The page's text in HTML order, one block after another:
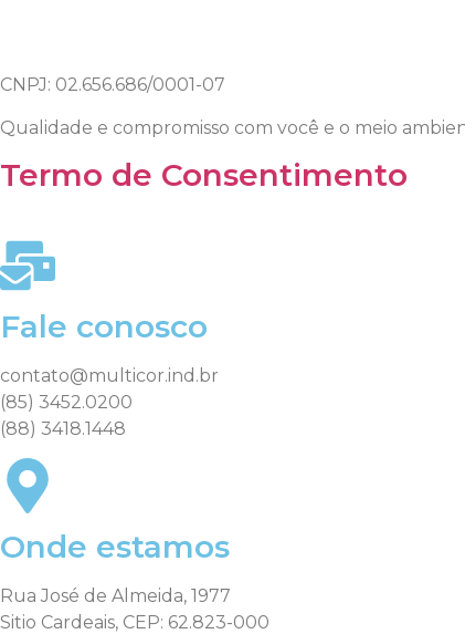
CNPJ: 02.656.686/0001-07
Qualidade e compromisso com você e o meio
Termo de Consentimento
Fale conosco
contato@multicor.ind.br
(85) 3452.0200
(88) 3418.1448
Onde estamos
Rua José de Almeida, 1977
Sitio Cardeais, CEP: 62.823-000